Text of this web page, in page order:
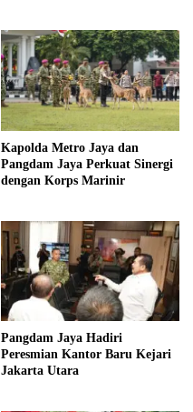
Kapolda Metro Jaya dan
Pangdam Jaya Perkuat Sinergi
dengan Korps Marinir
Pangdam Jaya Hadiri
Peresmian Kantor Baru Kejari
Jakarta Utara